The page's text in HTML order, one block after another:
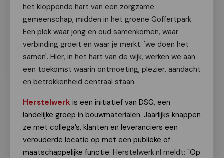
het kloppende hart van een zorgzame
gemeenschap, midden in het groene Goffertpark.
Een plek waar jong en oud samenkomen, waar
verbinding groeit en waar je merkt: 'we doen het
samen'. Hier, in het hart van de wijk, werken we aan
een toekomst waarin ontmoeting, plezier, aandacht
en betrokkenheid centraal staan.
Herstelwerk is een initiatief van DSG, een
landelijke groep in bouwmaterialen. Jaarlijks knappen
ze met collega’s, klanten en leveranciers een
verouderde locatie op met een publieke of
maatschappelijke functie. Herstelwerk.nl meldt: "Op